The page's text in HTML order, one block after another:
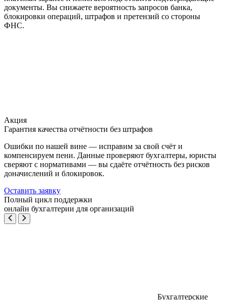
документы. Вы снижаете вероятность запросов банка,
блокировки операций, штрафов и претензий со стороны
ФНС.
Акция
Гарантия качества отчётности без штрафов
Ошибки по нашей вине — исправим за свой счёт и
компенсируем пени. Данные проверяют бухгалтеры, юристы
сверяют с нормативами — вы сдаёте отчётность без рисков
доначислений и блокировок.
Оставить заявку
Полный цикл поддержки
онлайн бухгалтерии для организаций
Бухгалтерские